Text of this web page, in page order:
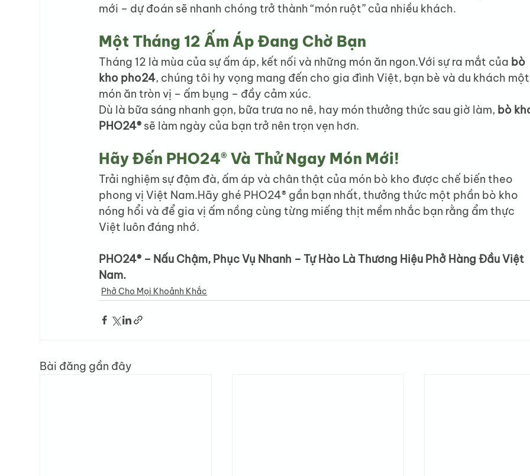
mới – dự đoán sẽ nhanh chóng trở thành “món ruột” của nhiều khách.
Một Tháng 12 Ấm Áp Đang Chờ Bạn
Tháng 12 là mùa của sự ấm áp, kết nối và những món ăn ngon.Với sự ra mắt của bò
kho pho24, chúng tôi hy vọng mang đến cho gia đình Việt, bạn bè và du khách
món ăn tròn vị – ấm bụng – đầy cảm xúc.
Dù là bữa sáng nhanh gọn, bữa trưa no nê, hay món thưởng thức sau giờ làm, bò
PHO24® sẽ làm ngày của bạn trở nên trọn vẹn hơn.
Hãy Đến PHO24® Và Thử Ngay Món Mới!
Trải nghiệm sự đậm đà, ấm áp và chân thật của món bò kho được chế biến theo
phong vị Việt Nam.Hãy ghé PHO24® gần bạn nhất, thưởng thức một phần bò kho
nóng hổi và để gia vị ấm nồng cùng từng miếng thịt mềm nhắc bạn rằng ẩm thực
Việt luôn đáng nhớ.
PHO24® – Nấu Chậm, Phục Vụ Nhanh – Tự Hào Là Thương Hiệu Phở Hàng Đầu Việt
Nam.
Phở Cho Mọi Khoảnh Khắc
Bài đăng gần đây